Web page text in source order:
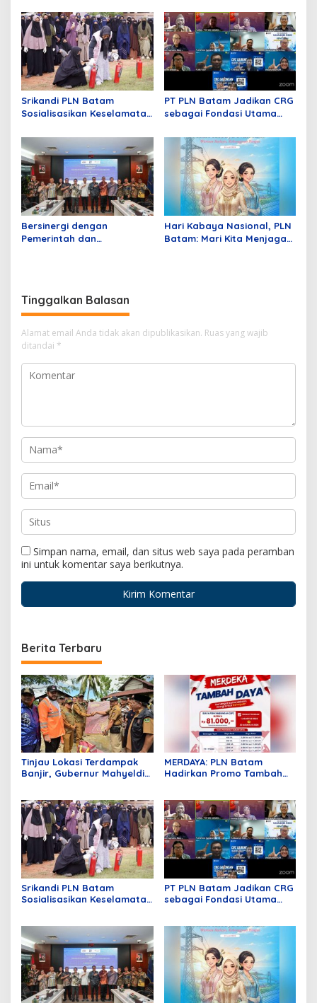
Srikandi PLN Batam
Sosialisasikan Keselamatan
PT PLN Batam Jadikan CRG
sebagai Fondasi Utama
dan Pembangunan
Infrastruktur Kelistrikan
Bersinergi dengan
Pemerintah dan
Hari Kabaya Nasional, PLN
Batam: Mari Kita Menjaga
Tinggalkan Balasan
Alamat email Anda tidak akan dipublikasikan. Ruas yang wajib
ditandai *
Simpan nama, email, dan situs web saya pada peramban
ini untuk komentar saya berikutnya.
Berita Terbaru
Tinjau Lokasi Terdampak
Banjir, Gubernur Mahyeldi
MERDAYA: PLN Batam
Hadirkan Promo Tambah
Srikandi PLN Batam
Sosialisasikan Keselamatan
PT PLN Batam Jadikan CRG
sebagai Fondasi Utama
Infrastruktur Kelistrikan